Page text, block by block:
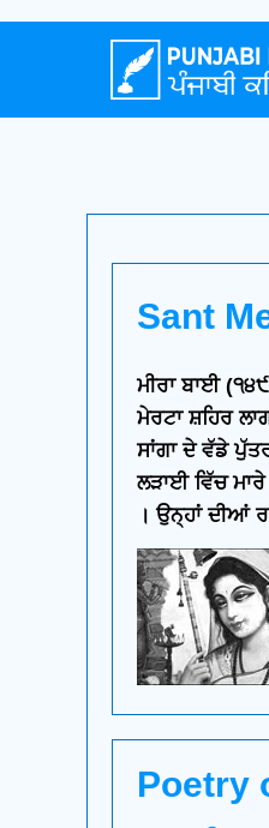
Sant
ਮੀਰਾ ਬਾਈ
ਮੇਰਟਾ ਸ਼ਹਿਰ
ਸਾਂਗਾ ਦੇ ਵੱਡੇ
ਲੜਾਈ ਵਿੱਚ
। ਉਨ੍ਹਾਂ ਦੀਆਂ
Poetry